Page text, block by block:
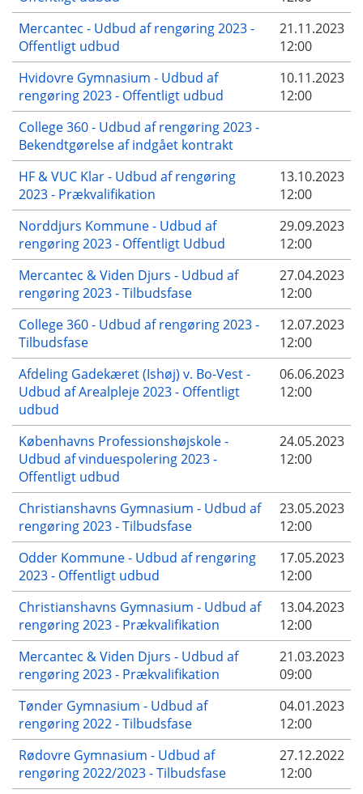
Mercantec - Udbud af rengøring 2023 -
Offentligt udbud
21.11.2023
12:00
Hvidovre Gymnasium - Udbud af
rengøring 2023 - Offentligt udbud
10.11.2023
12:00
College 360 - Udbud af rengøring 2023 -
Bekendtgørelse af indgået kontrakt
HF & VUC Klar - Udbud af rengøring
2023 - Prækvalifikation
13.10.2023
12:00
Norddjurs Kommune - Udbud af
rengøring 2023 - Offentligt Udbud
29.09.2023
12:00
Mercantec & Viden Djurs - Udbud af
rengøring 2023 - Tilbudsfase
27.04.2023
12:00
College 360 - Udbud af rengøring 2023 -
Tilbudsfase
12.07.2023
12:00
Afdeling Gadekæret (Ishøj) v. Bo-Vest -
Udbud af Arealpleje 2023 - Offentligt
udbud
06.06.2023
12:00
Københavns Professionshøjskole -
Udbud af vinduespolering 2023 -
Offentligt udbud
24.05.2023
12:00
Christianshavns Gymnasium - Udbud af
rengøring 2023 - Tilbudsfase
23.05.2023
12:00
Odder Kommune - Udbud af rengøring
2023 - Offentligt udbud
17.05.2023
12:00
Christianshavns Gymnasium - Udbud af
rengøring 2023 - Prækvalifikation
13.04.2023
12:00
Mercantec & Viden Djurs - Udbud af
rengøring 2023 - Prækvalifikation
21.03.2023
09:00
Tønder Gymnasium - Udbud af
rengøring 2022 - Tilbudsfase
04.01.2023
12:00
Rødovre Gymnasium - Udbud af
rengøring 2022/2023 - Tilbudsfase
27.12.2022
12:00